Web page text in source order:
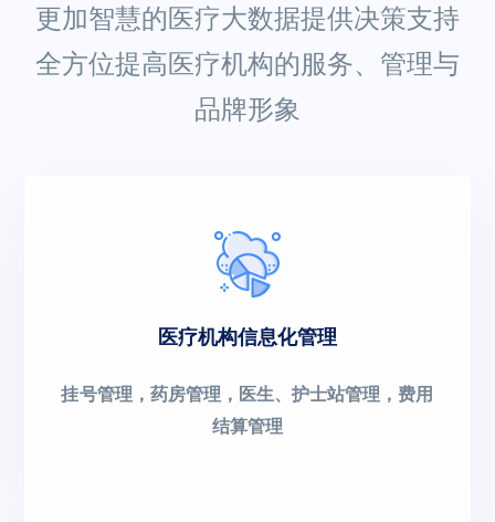
更加智慧的医疗大数据提供决策支持
全方位提高医疗机构的服务、管理与
品牌形象
医疗机构信息化管理
挂号管理，药房管理，医生、护士站管理，费用
结算管理